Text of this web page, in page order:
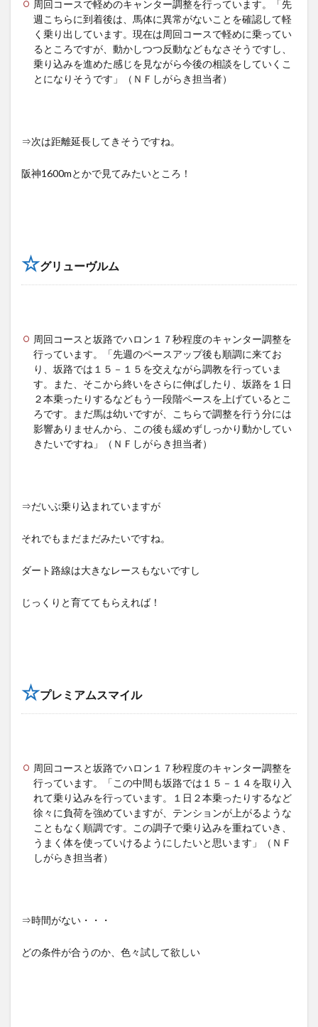
周回コースで軽めのキャンター調整を行っています。「先
週こちらに到着後は、馬体に異常がないことを確認して軽
く乗り出しています。現在は周回コースで軽めに乗ってい
るところですが、動かしつつ反動などもなさそうですし、
乗り込みを進めた感じを見ながら今後の相談をしていくこ
とになりそうです」（ＮＦしがらき担当者）
⇒次は距離延長してきそうですね。
阪神1600mとかで見てみたいところ！
☆グリューヴルム
周回コースと坂路でハロン１７秒程度のキャンター調整を
行っています。「先週のペースアップ後も順調に来てお
り、坂路では１５－１５を交えながら調教を行っていま
す。また、そこから終いをさらに伸ばしたり、坂路を１日
２本乗ったりするなどもう一段階ペースを上げているとこ
ろです。まだ馬は幼いですが、こちらで調整を行う分には
影響ありませんから、この後も緩めずしっかり動かしてい
きたいですね」（ＮＦしがらき担当者）
⇒だいぶ乗り込まれていますが
それでもまだまだみたいですね。
ダート路線は大きなレースもないですし
じっくりと育ててもらえれば！
☆プレミアムスマイル
周回コースと坂路でハロン１７秒程度のキャンター調整を
行っています。「この中間も坂路では１５－１４を取り入
れて乗り込みを行っています。１日２本乗ったりするなど
徐々に負荷を強めていますが、テンションが上がるような
こともなく順調です。この調子で乗り込みを重ねていき、
うまく体を使っていけるようにしたいと思います」（ＮＦ
しがらき担当者）
⇒時間がない・・・
どの条件が合うのか、色々試して欲しい